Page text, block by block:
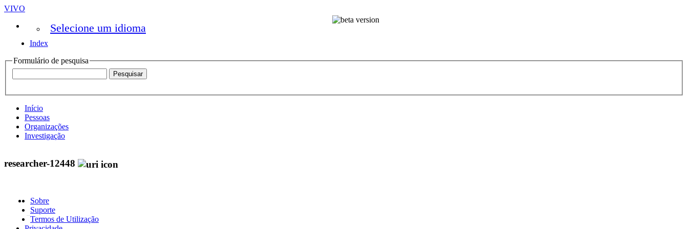
VIVO
Selecione um idioma
Index
Formulário de pesquisa
Início
Pessoas
Organizações
Investigação
researcher-12448
Sobre
Suporte
Termos de Utilização